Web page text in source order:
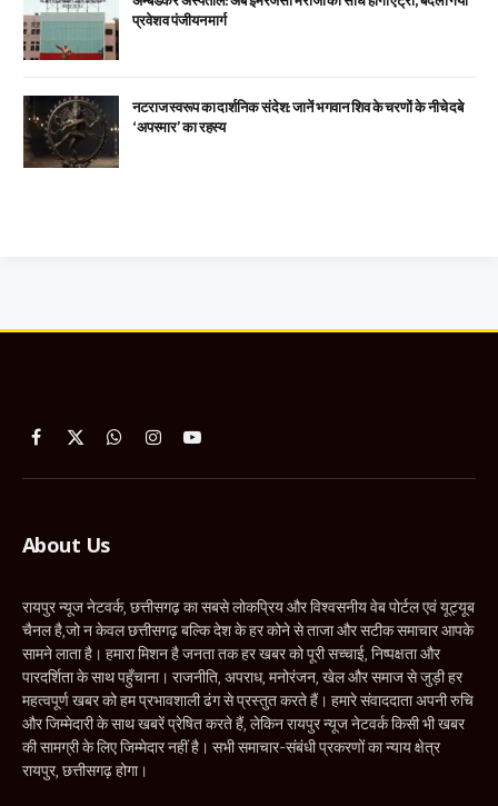
प्रवेश व पंजीयन मार्ग
नटराज स्वरूप का दार्शनिक संदेश: जानें भगवान शिव के चरणों के नीचे दबे
‘अपस्मार’ का रहस्य
Facebook
X
WhatsApp
InstagramYouTube
About Us
रायपुर न्यूज नेटवर्क, छत्तीसगढ़ का सबसे लोकप्रिय और विश्वसनीय वेब पोर्टल एवं यूट्यूब
चैनल है,जो न केवल छत्तीसगढ़ बल्कि देश के हर कोने से ताजा और सटीक समाचार आपके
सामने लाता है। हमारा मिशन है जनता तक हर खबर को पूरी सच्चाई, निष्पक्षता और
पारदर्शिता के साथ पहुँचाना। राजनीति, अपराध, मनोरंजन, खेल और समाज से जुड़ी हर
महत्वपूर्ण खबर को हम प्रभावशाली ढंग से प्रस्तुत करते हैं। हमारे संवाददाता अपनी रुचि
और जिम्मेदारी के साथ खबरें प्रेषित करते हैं, लेकिन रायपुर न्यूज नेटवर्क किसी भी खबर
की सामग्री के लिए जिम्मेदार नहीं है। सभी समाचार-संबंधी प्रकरणों का न्याय क्षेत्र
रायपुर, छत्तीसगढ़ होगा।